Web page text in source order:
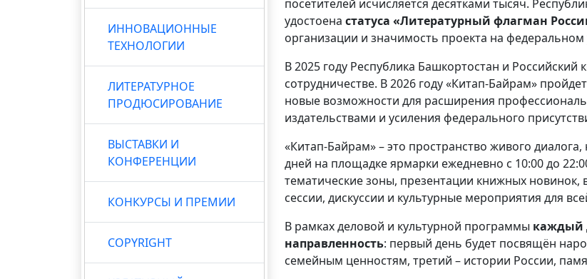
ИННОВАЦИОННЫЕ
ТЕХНОЛОГИИ
ЛИТЕРАТУРНОЕ
ПРОДЮСИРОВАНИЕ
ВЫСТАВКИ И
КОНФЕРЕНЦИИ
КОНКУРСЫ И ПРЕМИИ
COPYRIGHT
посетителей исчисляется десятками тысяч.
удостоена статуса «Литературный флагман
организации и значимость проекта на федеральном
В 2025 году Республика Башкортостан и
сотрудничестве. В 2026 году «Китап-Байрам»
новые возможности для расширения
издательствами и усиления федерального
«Китап-Байрам» – это пространство живого
дней на площадке ярмарки ежедневно с 10:00 до
тематические зоны, презентации книжных новинок,
сессии, дискуссии и культурные мероприятия для
В рамках деловой и культурной программы каждый
направленность: первый день будет посвящён
семейным ценностям, третий – истории России,